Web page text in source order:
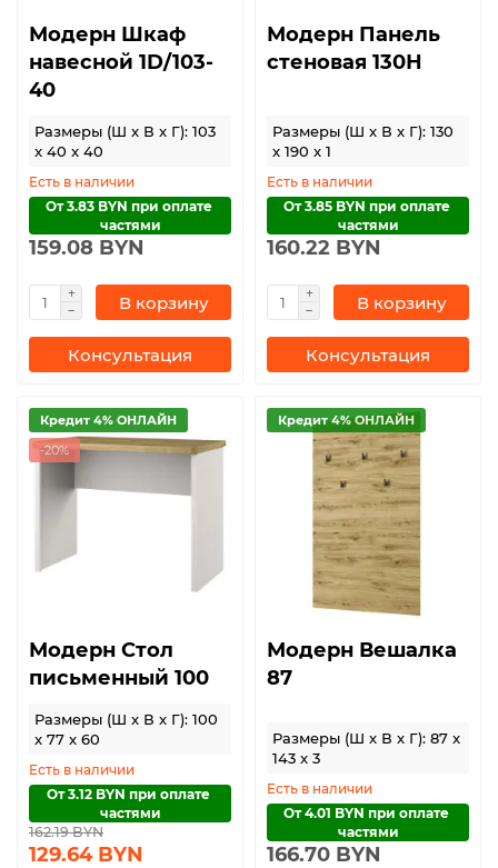
Модерн Шкаф
навесной 1D/103-
40
Размеры (Ш x В x Г): 103
x 40 x 40
Есть в наличии
От 3.83 BYN при оплате
частями
159.08 BYN
В корзину
Консультация
Модерн Панель
стеновая 130Н
Размеры (Ш x В x Г): 130
x 190 x 1
Есть в наличии
От 3.85 BYN при оплате
частями
160.22 BYN
В корзину
Консультация
Кредит 4% ОНЛАЙН
-20%
Модерн Стол
письменный 100
Размеры (Ш x В x Г): 100
x 77 x 60
Есть в наличии
От 3.12 BYN при оплате
частями
162.19 BYN
129.64 BYN
Кредит 4% ОНЛАЙН
Модерн Вешалка
87
Размеры (Ш x В x Г): 87 x
143 x 3
Есть в наличии
От 4.01 BYN при оплате
частями
166.70 BYN